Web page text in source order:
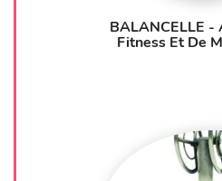
BALANCELLE -
Fitness Et De